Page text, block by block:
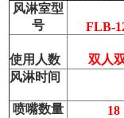
风淋室型
号
FLB-
使用人数 双人
风淋时间
喷嘴数量
18